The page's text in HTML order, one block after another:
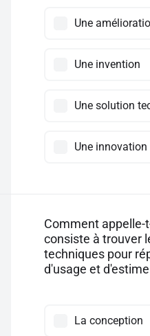
Une
Une invention
Une solution
Une innovation
Comment appelle-
consiste à trouver
techniques pour
d'usage et d'estime
La conception